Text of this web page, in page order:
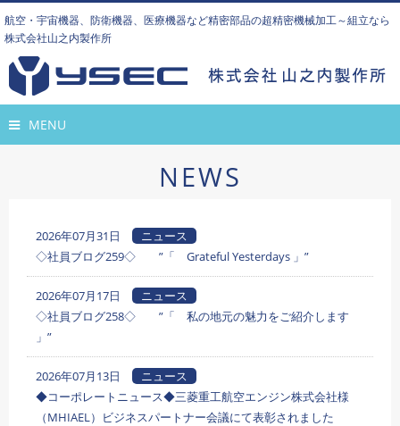
航空・宇宙機器、防衛機器、医療機器など精密部品の超精密機械加工～組立なら
株式会社山之内製作所
MENU
NEWS
2026年07月31日
ニュース
◇社員ブログ259◇ ”「 Grateful Yesterdays 」”
2026年07月17日
ニュース
◇社員ブログ258◇ ”「 私の地元の魅力をご紹介します
」”
2026年07月13日
ニュース
◆コーポレートニュース◆三菱重工航空エンジン株式会社様
（MHIAEL）ビジネスパートナー会議にて表彰されました